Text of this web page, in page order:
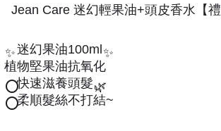
Jean Care 迷幻輕果油+頭皮香水【
✨迷幻果油100ml✨
植物堅果油抗氧化
⭕快速滋養頭髮🌿
⭕柔順髮絲不打結~